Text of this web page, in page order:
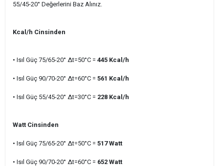
55/45-20° Değerlerini Baz Alınız.
Kcal/h Cinsinden
• Isıl Güç 75/65-20° ∆t=50°C = 445 Kcal/h
• Isıl Güç 90/70-20° ∆t=60°C = 561 Kcal/h
• Isıl Güç 55/45-20° ∆t=30°C = 228 Kcal/h
Watt Cinsinden
• Isıl Güç 75/65-20° ∆t=50°C = 517Watt
• Isıl Güç 90/70-20° ∆t=60°C = 652 Watt